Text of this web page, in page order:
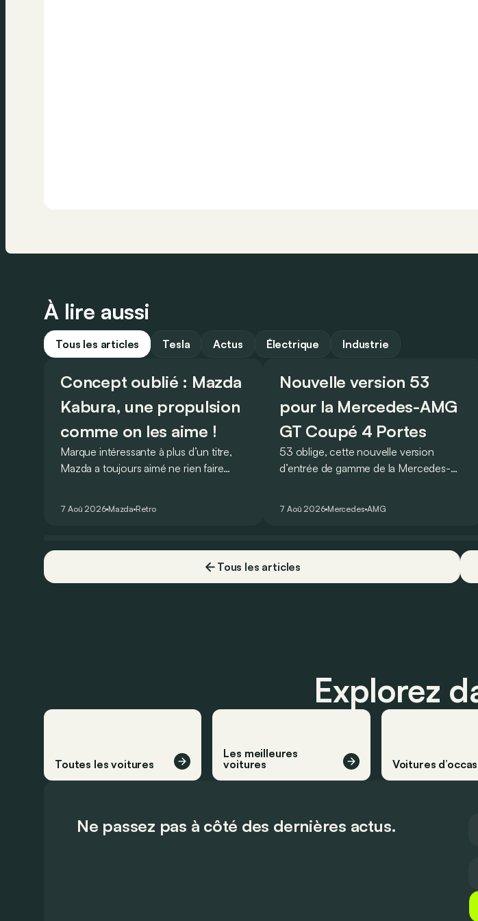
À lire aussi
Tous les articles Tesla Actus Électrique Industrie
Concept oublié : Mazda
Kabura, une propulsion
comme on les aime !
Marque intéressante à plus d’un titre,
Mazda a toujours aimé ne rien faire
7 Aoû 2026 Mazda Retro
Nouvelle version 53
pour la Mercedes-AMG
GT Coupé 4 Portes
53 oblige, cette nouvelle version
d’entrée de gamme de la Mercedes-
7 Aoû 2026 Mercedes AMG
Tous les articles
Explorez
Toutes les voitures
Les meilleures
voitures
Voitures
Ne passez pas à côté des dernières actus.